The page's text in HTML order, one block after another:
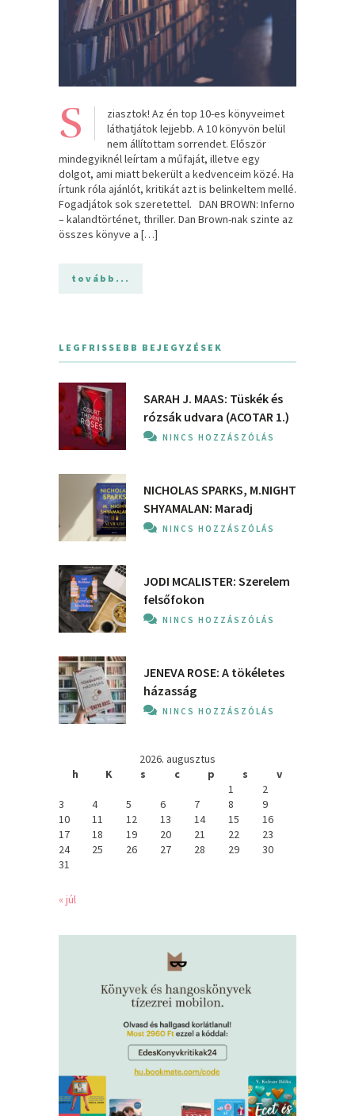
S
ziasztok! Az én top 10-es könyveimet
láthatjátok lejjebb. A 10 könyvön belül
nem állítottam sorrendet. Először
mindegyiknél leírtam a műfaját, illetve egy
dolgot, ami miatt bekerült a kedvenceim közé. Ha
írtunk róla ajánlót, kritikát azt is belinkeltem mellé.
Fogadjátok sok szeretettel. DAN BROWN: Inferno
– kalandtörténet, thriller. Dan Brown-nak szinte az
összes könyve a […]
tovább...
LEGFRISSEBB BEJEGYZÉSEK
SARAH J. MAAS: Tüskék és
rózsák udvara (ACOTAR 1.)
NINCS HOZZÁSZÓLÁS
NICHOLAS SPARKS, M.NIGHT
SHYAMALAN: Maradj
NINCS HOZZÁSZÓLÁS
JODI MCALISTER: Szerelem
felsőfokon
NINCS HOZZÁSZÓLÁS
JENEVA ROSE: A ​tökéletes
házasság
NINCS HOZZÁSZÓLÁS
2026. augusztus
h
K s c p s
v
1
2
3
4 5 6 7 8
9
10
11 12 13 14 15
16
17
18 19 20 21 22
23
24
25 26 27 28 29
30
31
« júl